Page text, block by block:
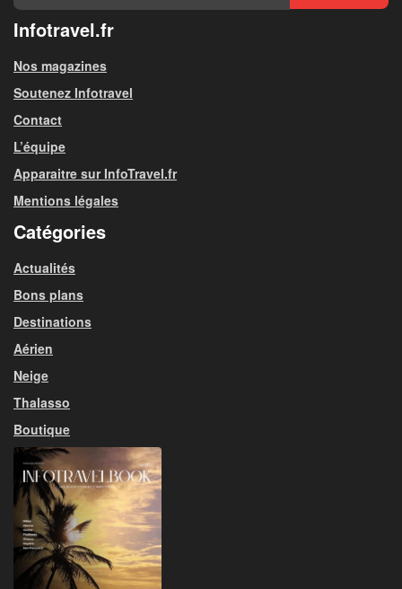
Infotravel.fr
Nos magazines
Soutenez Infotravel
Contact
L’équipe
Apparaitre sur InfoTravel.fr
Mentions légales
Catégories
Actualités
Bons plans
Destinations
Aérien
Neige
Thalasso
Boutique